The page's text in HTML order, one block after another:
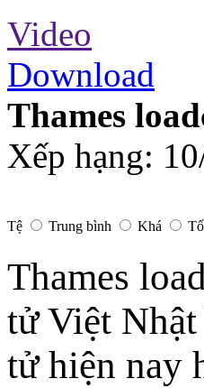
Video
Download
Thames
Xếp hạng: 10
Tệ Trung bình Khá
Thames
tử Việt
tử hiện nay